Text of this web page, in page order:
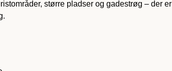
større pladser og gadestrøg – der